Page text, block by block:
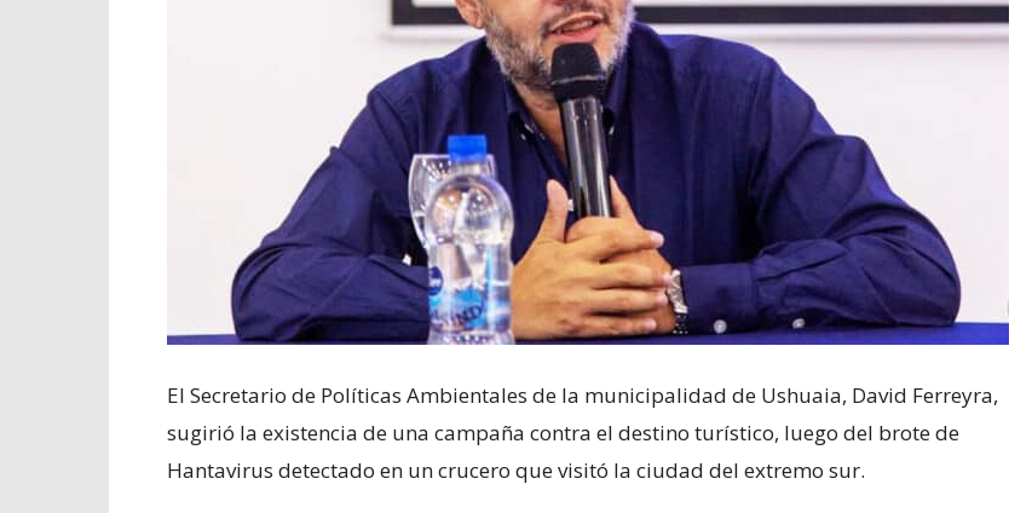
El Secretario de Políticas Ambientales de la municipalidad de Ushuaia, David Ferreyra,
sugirió la existencia de una campaña contra el destino turístico, luego del brote de
Hantavirus detectado en un crucero que visitó la ciudad del extremo sur.